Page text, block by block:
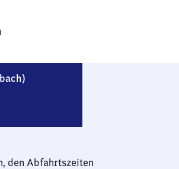
den Abfahrtszeiten